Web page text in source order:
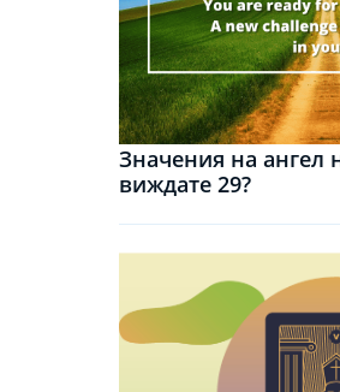
Значения на ангел
виждате 29?